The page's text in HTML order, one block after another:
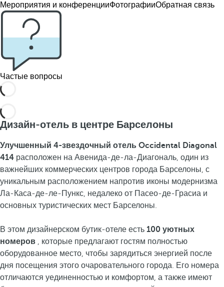
Мероприятия и конференцииФотографииОбратная связь
Частые вопросы
Дизайн-отель в центре Барселоны
Улучшенный 4-звездочный отель Occidental Diagonal
414 расположен на Авенида-де-ла-Диагональ, один из
важнейших коммерческих центров города Барселоны, с
уникальным расположением напротив иконы модернизма
Ла-Каса-де-ле-Пункс, недалеко от Пасео-де-Грасиа и
основных туристических мест Барселоны.
В этом дизайнерском бутик-отеле есть 100 уютных
номеров , которые предлагают гостям полностью
оборудованное место, чтобы зарядиться энергией после
дня посещения этого очаровательного города. Его номера
отличаются уединенностью и комфортом, а также имеют